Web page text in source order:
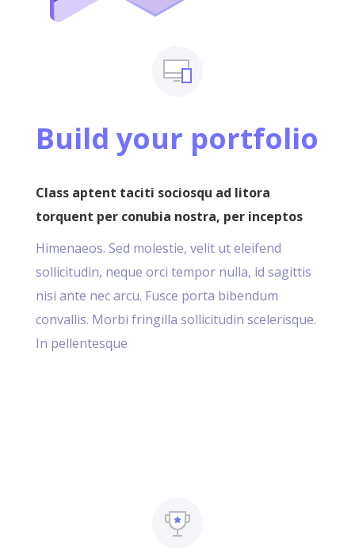
Build your portfolio
Class aptent taciti sociosqu ad litora
torquent per conubia nostra, per inceptos
Himenaeos. Sed molestie, velit ut eleifend
sollicitudin, neque orci tempor nulla, id sagittis
nisi ante nec arcu. Fusce porta bibendum
convallis. Morbi fringilla sollicitudin scelerisque.
In pellentesque